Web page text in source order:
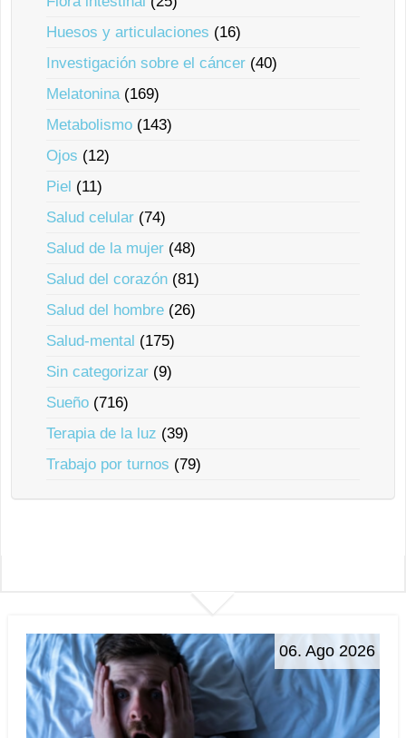
Huesos y articulaciones (16)
Investigación sobre el cáncer (40)
Melatonina(169)
Metabolismo (143)
Ojos (12)
Piel (11)
Salud celular (74)
Salud de la mujer (48)
Salud del corazón (81)
Salud del hombre (26)
Salud-mental (175)
Sin categorizar (9)
Sueño (716)
Terapia de la luz (39)
Trabajo por turnos (79)
06. Ago 2026